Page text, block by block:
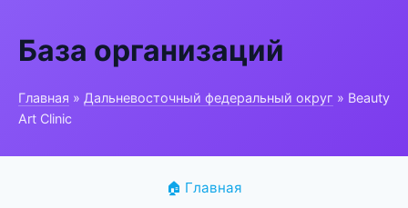
База организаций
Главная » Дальневосточный федеральный округ » Beauty
Art Clinic
🏠 Главная